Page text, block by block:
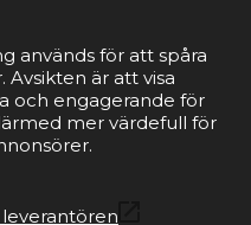
används för att spåra
är att visa
och engagerande för
mer värdefull för